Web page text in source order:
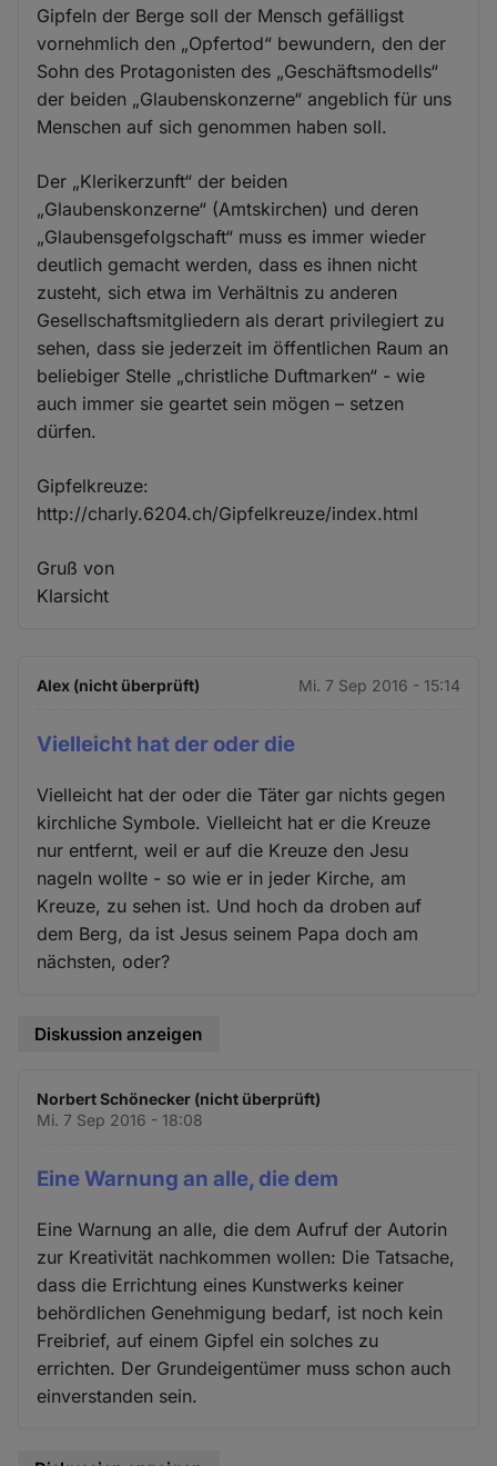
Gipfeln der Berge soll der Mensch gefälligst
vornehmlich den „Opfertod“ bewundern, den der
Sohn des Protagonisten des „Geschäftsmodells“
der beiden „Glaubenskonzerne“ angeblich für uns
Menschen auf sich genommen haben soll.
Der „Klerikerzunft“ der beiden
„Glaubenskonzerne“ (Amtskirchen) und deren
„Glaubensgefolgschaft“ muss es immer wieder
deutlich gemacht werden, dass es ihnen nicht
zusteht, sich etwa im Verhältnis zu anderen
Gesellschaftsmitgliedern als derart privilegiert zu
sehen, dass sie jederzeit im öffentlichen Raum an
beliebiger Stelle „christliche Duftmarken“ - wie
auch immer sie geartet sein mögen – setzen
dürfen.
Gipfelkreuze:
http://charly.6204.ch/Gipfelkreuze/index.html
Gruß von
Klarsicht
Alex (nicht überprüft) Mi. 7 Sep 2016 - 15:14
Vielleicht hat der oder die
Vielleicht hat der oder die Täter gar nichts gegen
kirchliche Symbole. Vielleicht hat er die Kreuze
nur entfernt, weil er auf die Kreuze den Jesu
nageln wollte - so wie er in jeder Kirche, am
Kreuze, zu sehen ist. Und hoch da droben auf
dem Berg, da ist Jesus seinem Papa doch am
nächsten, oder?
Diskussion anzeigen
Norbert Schönecker (nicht überprüft)
Mi. 7 Sep 2016 - 18:08
Eine Warnung an alle, die dem
Eine Warnung an alle, die dem Aufruf der Autorin
zur Kreativität nachkommen wollen: Die Tatsache,
dass die Errichtung eines Kunstwerks keiner
behördlichen Genehmigung bedarf, ist noch kein
Freibrief, auf einem Gipfel ein solches zu
errichten. Der Grundeigentümer muss schon auch
einverstanden sein.